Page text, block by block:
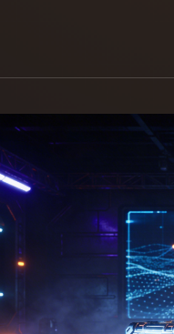
E-commerce
Godot
Cartoon